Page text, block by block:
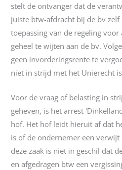
stelt de ontvanger dat de
juiste btw-afdracht bij de bv
toepassing van de regeling
geheel te wijten aan de bv.
geen invorderingsrente te
niet in strijd met het Unierecht
Voor de vraag of belasting in
geheven, is het arrest
hof. Het hof leidt hieruit af dat
is of de ondernemer een
deze zaak is niet in geschil dat
en afgedragen btw een